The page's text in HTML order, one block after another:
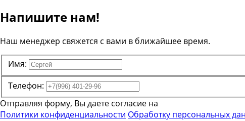
Напишите нам!
Наш менеджер свяжется с вами в ближайшее время.
Имя:
Телефон:
Отправляя форму, Вы даете согласие на
Политики конфиденциальности Обработку персональных